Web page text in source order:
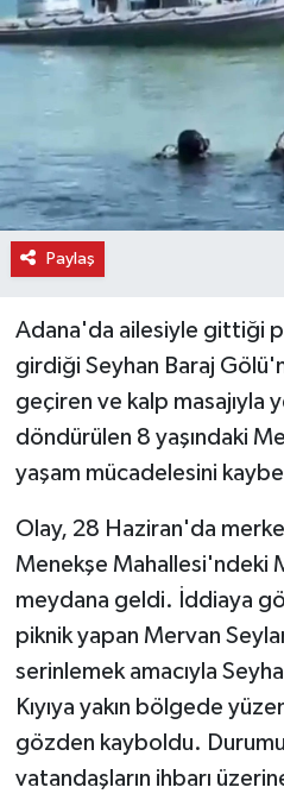
Paylaş
Adana'da ailesiyle gittiği
girdiği Seyhan Baraj
geçiren ve kalp masajıyla
döndürülen 8 yaşındaki
yaşam mücadelesini
Olay, 28 Haziran'da
Menekşe Mahallesi'ndeki
meydana geldi. İddiaya
piknik yapan Mervan
serinlemek amacıyla
Kıyıya yakın bölgede
gözden kayboldu.
vatandaşların ihbarı